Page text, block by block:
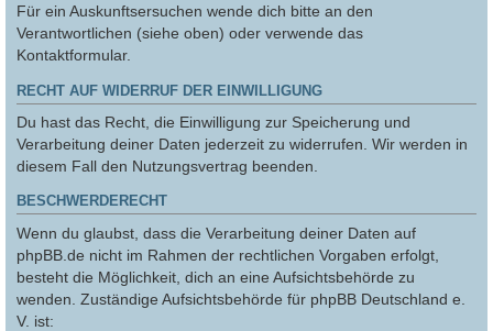
Für ein Auskunftsersuchen wende dich bitte an den
Verantwortlichen (siehe oben) oder verwende das
Kontaktformular.
RECHT AUF WIDERRUF DER EINWILLIGUNG
Du hast das Recht, die Einwilligung zur Speicherung und
Verarbeitung deiner Daten jederzeit zu widerrufen. Wir werden in
diesem Fall den Nutzungsvertrag beenden.
BESCHWERDERECHT
Wenn du glaubst, dass die Verarbeitung deiner Daten auf
phpBB.de nicht im Rahmen der rechtlichen Vorgaben erfolgt,
besteht die Möglichkeit, dich an eine Aufsichtsbehörde zu
wenden. Zuständige Aufsichtsbehörde für phpBB Deutschland e.
V. ist: